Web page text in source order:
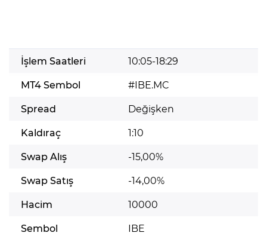
İşlem Saatleri
10:05-18:29
MT4 Sembol
#IBE.MC
Spread
Değişken
Kaldıraç
1:10
Swap Alış
-15,00%
Swap Satış
-14,00%
Hacim
10000
Sembol
IBE